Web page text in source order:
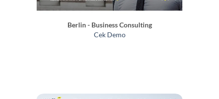
Berlin - Business Consulting
Cek Demo